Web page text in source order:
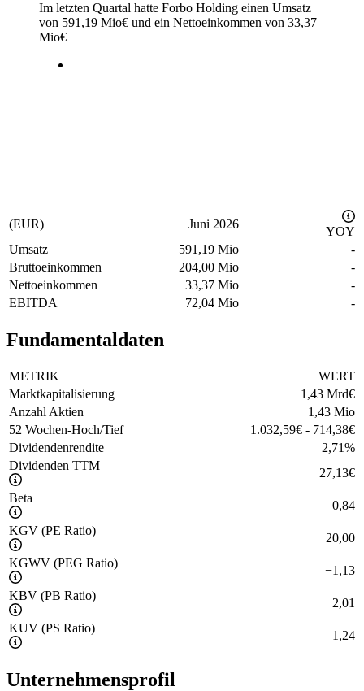
Im letzten Quartal hatte Forbo Holding einen Umsatz
von 591,19 Mio€ und ein Nettoeinkommen von 33,37
Mio€
(EUR) Juni 2026
YOY
Umsatz
591,19 Mio
-
Bruttoeinkommen
204,00 Mio
-
Nettoeinkommen
33,37 Mio
-
EBITDA
72,04 Mio -
Fundamentaldaten
METRIK
WERT
Marktkapitalisierung
1,43 Mrd€
Anzahl Aktien
1,43 Mio
52 Wochen-Hoch/Tief
1.032,59€ - 714,38€
Dividendenrendite
2,71%
Dividenden TTM
27,13€
Beta
0,84
KGV (PE Ratio)
20,00
KGWV (PEG Ratio)
−1,13
KBV (PB Ratio)
2,01
KUV (PS Ratio)
1,24
Unternehmensprofil